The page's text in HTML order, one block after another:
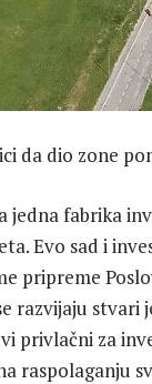
da dio zone
jedna fabrika
Evo sad i
pripreme
razvijaju stvari
privlačni za
raspolaganju